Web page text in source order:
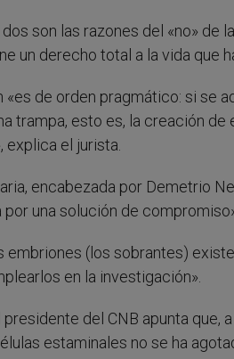
dos son las razones del «no» de
un derecho total a la vida que
«es de orden pragmático: si se
trampa, esto es, la creación
explica el jurista.
encabezada por Demetrio
una solución de
embriones (los sobrantes)
en la investigación».
presidente del CNB apunta
estaminales no se ha